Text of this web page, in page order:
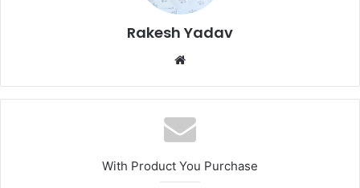
Rakesh Yadav
b
s
i
e
With Product You Purchase